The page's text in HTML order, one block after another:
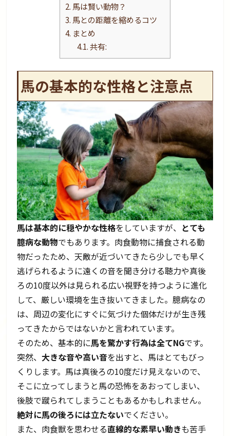
2. 馬は賢い動物？
3. 馬との距離を縮めるコツ
4. まとめ
4.1.共有:
馬の基本的な性格と注意点
馬は基本的に穏やかな性格をしていますが、 とても
臆病な動物でもあります。肉食動物に捕食される動
物だったため、天敵が近づいてきたら少しでも早く
逃げられるように遠くの音を聞き分ける聴力や真後
ろの10度以外は見られる広い視野を持つように進化
して、厳しい環境を生き抜いてきました。臆病なの
は、周辺の変化にすぐに気づけた個体だけが生き残
ってきたからではないかと言われています。
そのため、基本的に馬を驚かす行為は全てNGです。
突然、大きな音や高い音を出すと、馬はとてもびっ
くりします。馬は真後ろの10度だけ見えないので、
そこに立ってしまうと馬の恐怖をあおってしまい、
後肢で蹴られてしまうこともあるかもしれません。
絶対に馬の後ろには立たないでください。
また、肉食獣を思わせる直線的な素早い動きも苦手